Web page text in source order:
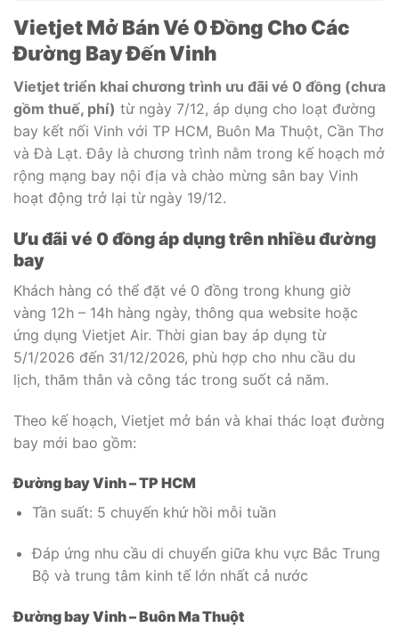
Vietjet Mở Bán Vé 0 Đồng Cho Các
Đường Bay Đến Vinh
Vietjet triển khai chương trình ưu đãi vé 0 đồng (chưa
gồm thuế, phí) từ ngày 7/12, áp dụng cho loạt đường
bay kết nối Vinh với TP HCM, Buôn Ma Thuột, Cần Thơ
và Đà Lạt. Đây là chương trình nằm trong kế hoạch mở
rộng mạng bay nội địa và chào mừng sân bay Vinh
hoạt động trở lại từ ngày 19/12.
Ưu đãi vé 0 đồng áp dụng trên nhiều đường
bay
Khách hàng có thể đặt vé 0 đồng trong khung giờ
vàng 12h – 14h hàng ngày, thông qua website hoặc
ứng dụng Vietjet Air. Thời gian bay áp dụng từ
5/1/2026 đến 31/12/2026, phù hợp cho nhu cầu du
lịch, thăm thân và công tác trong suốt cả năm.
Theo kế hoạch, Vietjet mở bán và khai thác loạt đường
bay mới bao gồm:
Đường bay Vinh – TP HCM
Tần suất: 5 chuyến khứ hồi mỗi tuần
Đáp ứng nhu cầu di chuyển giữa khu vực Bắc Trung
Bộ và trung tâm kinh tế lớn nhất cả nước
Đường bay Vinh – Buôn Ma Thuột